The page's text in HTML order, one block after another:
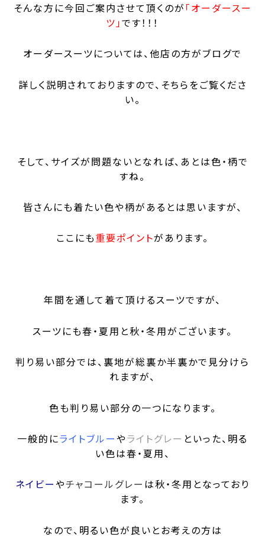
そんな方に今回ご案内させて頂くのが 「オーダースー
ツ」 です！！！
オーダースーツについては、他店の方がブログで
詳しく説明されておりますので、そちらをご覧くださ
い。
そして、サイズが問題ないとなれば、あとは色・柄で
すね。
皆さんにも着たい色や柄があるとは思いますが、
ここにも 重要ポイントがあります。
年間を通して着て頂けるスーツですが、
スーツにも春・夏用と秋・冬用がございます。
判り易い部分では、裏地が総裏か半裏かで見分けら
れますが、
色も判り易い部分の一つになります。
一般的にライトブルー やライトグレー といった、明る
い色は春・夏用、
ネイビー やチャコールグレー は秋・冬用となっており
ます。
なので、明るい色が良いとお考えの方は